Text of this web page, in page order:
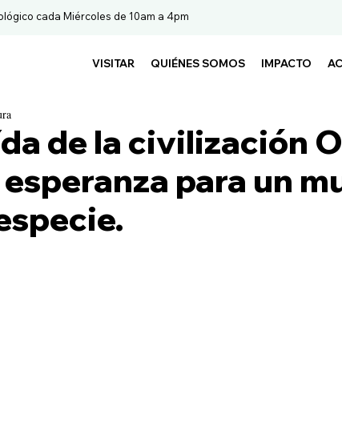
cada Miércoles de 10am a 4pm
VISITAR QUIÉNES SOMOS IMPACTO
de la civilización
para un